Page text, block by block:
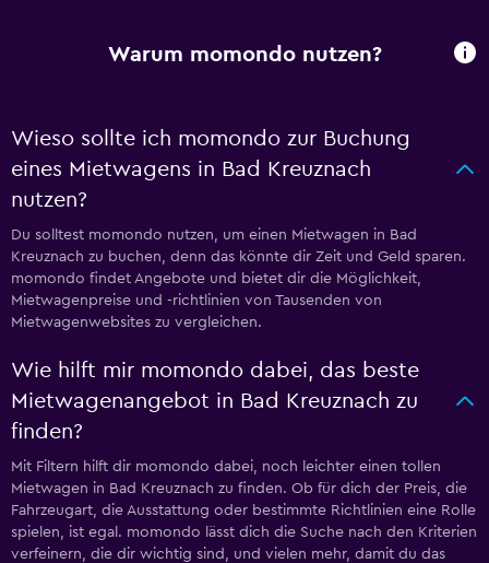
Warum momondo nutzen?
Wieso sollte ich momondo zur Buchung
eines Mietwagens in Bad Kreuznach
nutzen?
Du solltest momondo nutzen, um einen Mietwagen in Bad
Kreuznach zu buchen, denn das könnte dir Zeit und Geld sparen.
momondo findet Angebote und bietet dir die Möglichkeit,
Mietwagenpreise und -richtlinien von Tausenden von
Mietwagenwebsites zu vergleichen.
Wie hilft mir momondo dabei, das beste
Mietwagenangebot in Bad Kreuznach zu
finden?
Mit Filtern hilft dir momondo dabei, noch leichter einen tollen
Mietwagen in Bad Kreuznach zu finden. Ob für dich der Preis, die
Fahrzeugart, die Ausstattung oder bestimmte Richtlinien eine Rolle
spielen, ist egal. momondo lässt dich die Suche nach den Kriterien
verfeinern, die dir wichtig sind, und vielen mehr, damit du das